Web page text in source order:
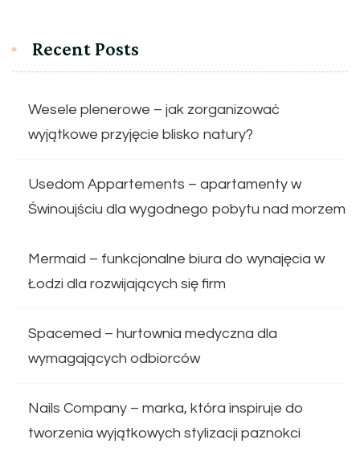
Recent Posts
Wesele plenerowe – jak zorganizować
wyjątkowe przyjęcie blisko natury?
Usedom Appartements – apartamenty w
Świnoujściu dla wygodnego pobytu nad morzem
Mermaid – funkcjonalne biura do wynajęcia w
Łodzi dla rozwijających się firm
Spacemed – hurtownia medyczna dla
wymagających odbiorców
Nails Company – marka, która inspiruje do
tworzenia wyjątkowych stylizacji paznokci